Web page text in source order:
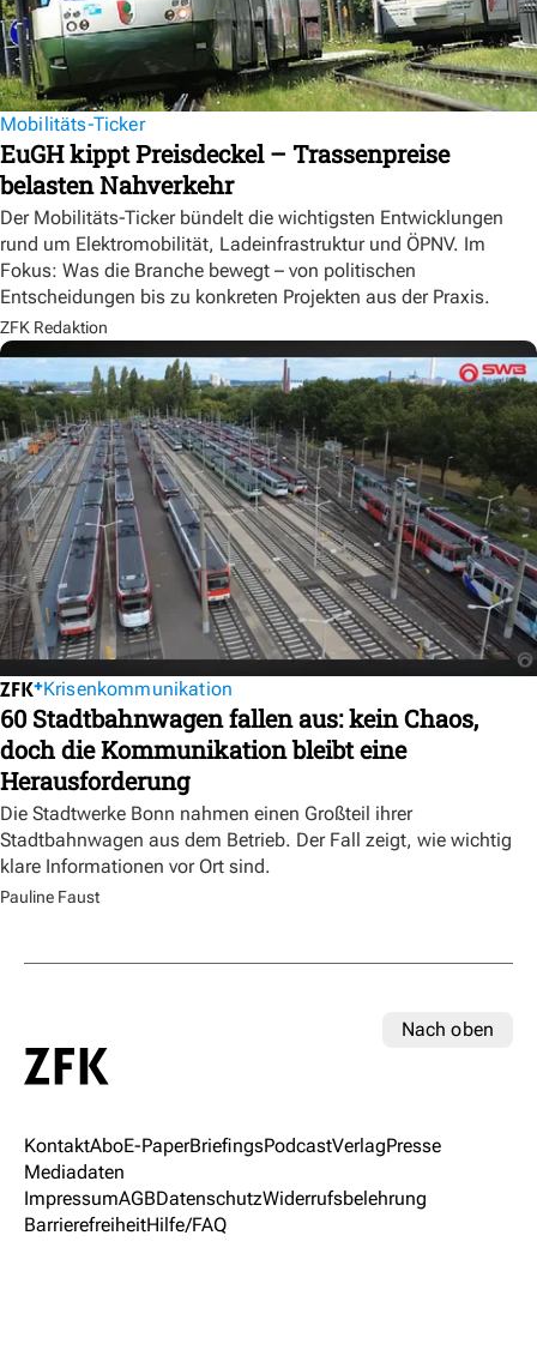
Mobilitäts-Ticker
EuGH kippt Preisdeckel – Trassenpreise
belasten Nahverkehr
Der Mobilitäts-Ticker bündelt die wichtigsten Entwicklungen
rund um Elektromobilität, Ladeinfrastruktur und ÖPNV. Im
Fokus: Was die Branche bewegt – von politischen
Entscheidungen bis zu konkreten Projekten aus der Praxis.
ZFK Redaktion
Krisenkommunikation
60 Stadtbahnwagen fallen aus: kein Chaos,
doch die Kommunikation bleibt eine
Herausforderung
Die Stadtwerke Bonn nahmen einen Großteil ihrer
Stadtbahnwagen aus dem Betrieb. Der Fall zeigt, wie wichtig
klare Informationen vor Ort sind.
Pauline Faust
Nach oben
KontaktAboE-PaperBriefingsPodcastVerlagPresse
Mediadaten
ImpressumAGBDatenschutzWiderrufsbelehrung
BarrierefreiheitHilfe/FAQ